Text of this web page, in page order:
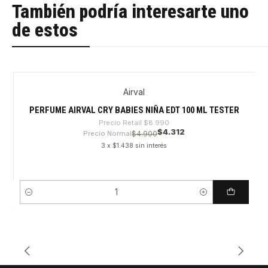
También podría interesarte uno
de estos
Airval
PERFUME AIRVAL CRY BABIES NIÑA EDT 100 ML TESTER
Precio Retail $8.990
Precio Normal$4.900$4.312
3 x $1.438 sin interés
Cantidad